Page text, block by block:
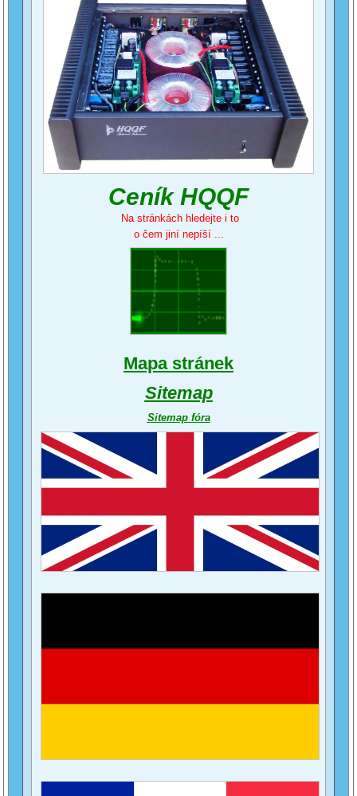
Ceník HQQF
Na stránkách hledejte i to
o čem jiní nepíší ...
Mapa stránek
Sitemap
Sitemap fóra